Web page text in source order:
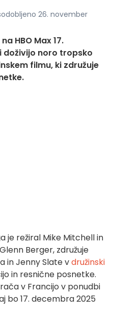
26. november
HBO Max 17.
doživijo noro tropsko
filmu, ki združuje
je režiral Mike Mitchell in
Berger, združuje
in Jenny Slate vdružinski
in resnične posnetke.
v Francijo v ponudbi
bo 17. decembra 2025